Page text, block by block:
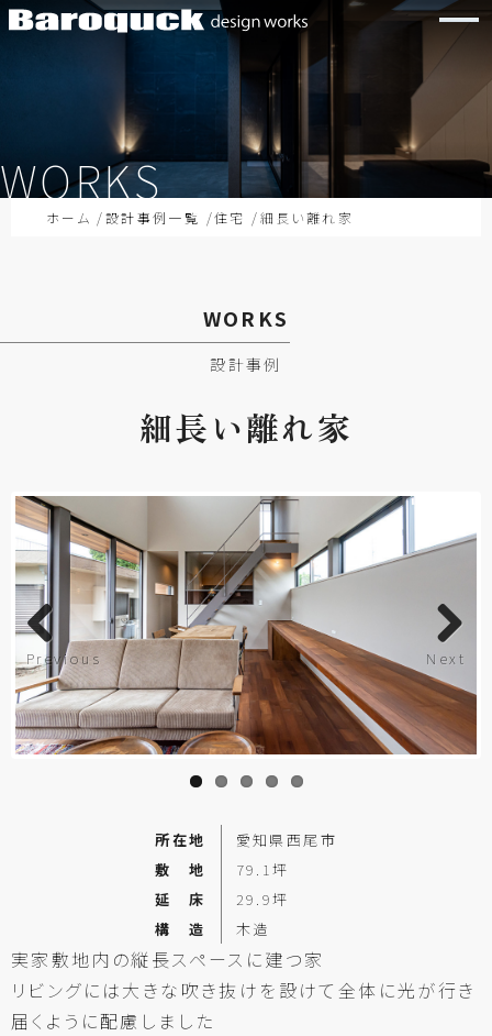
WORKS
ホーム 設計事例一覧 住宅 細長い離れ家
WORKS
設計事例
細長い離れ家
Previous Next
所在地
愛知県西尾市
敷 地
79.1坪
延 床
29.9坪
構 造
木造
実家敷地内の縦長スペースに建つ家
リビングには大きな 吹き抜けを 設けて 全体に光が行き
届くように配慮しました